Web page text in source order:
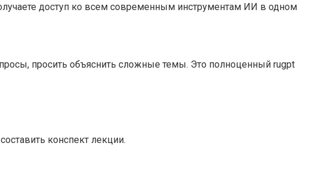
доступ ко всем современным инструментам ИИ в одном
просить объяснить сложные темы. Это полноценный rugpt
конспект лекции.